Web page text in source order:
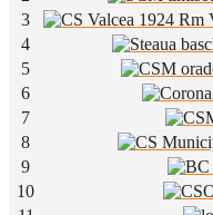
3
4
5
6
7
8
9
10